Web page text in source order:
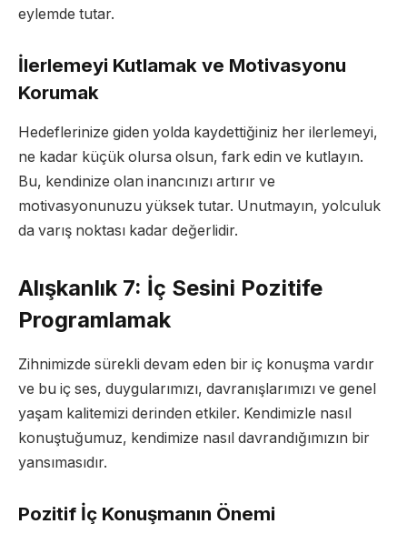
eylemde tutar.
İlerlemeyi Kutlamak ve Motivasyonu
Korumak
Hedeflerinize giden yolda kaydettiğiniz her ilerlemeyi,
ne kadar küçük olursa olsun, fark edin ve kutlayın.
Bu, kendinize olan inancınızı artırır ve
motivasyonunuzu yüksek tutar. Unutmayın, yolculuk
da varış noktası kadar değerlidir.
Alışkanlık 7: İç Sesini Pozitife
Programlamak
Zihnimizde sürekli devam eden bir iç konuşma vardır
ve bu iç ses, duygularımızı, davranışlarımızı ve genel
yaşam kalitemizi derinden etkiler. Kendimizle nasıl
konuştuğumuz, kendimize nasıl davrandığımızın bir
yansımasıdır.
Pozitif İç Konuşmanın Önemi